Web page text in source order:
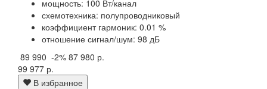
мощность: 100 Вт/канал
схемотехника: полупроводниковый
коэффициент гармоник: 0.01 %
отношение сигнал/шум: 98 дБ
89 990 -2% 87 980 р.
99 977 р.
В избранное